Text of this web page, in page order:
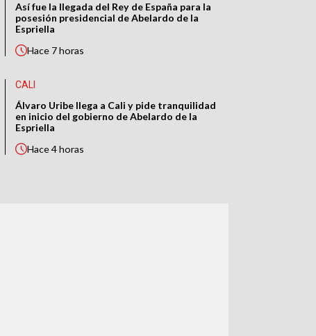
Así fue la llegada del Rey de España para la
posesión presidencial de Abelardo de la
Espriella
Hace 7 horas
CALI
Álvaro Uribe llega a Cali y pide tranquilidad
en inicio del gobierno de Abelardo de la
Espriella
Hace4 horas